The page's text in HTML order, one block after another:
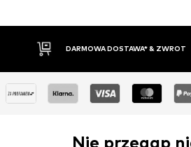
DARMOWA DOSTAWA* & ZWROT
Nie przegap